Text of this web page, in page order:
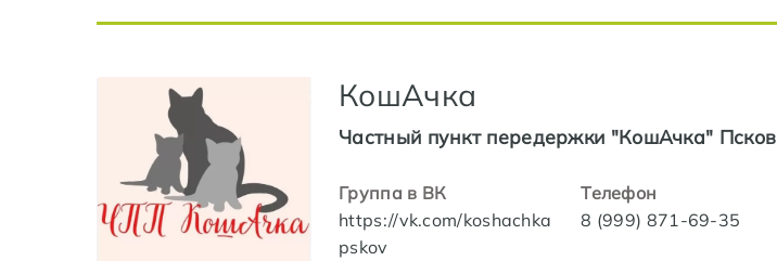
КошАчка
Частный пункт передержки "КошАчка" Псков
Группа в ВК
https://vk.com/koshachka
pskov
Телефон
8 (999) 871-69-35